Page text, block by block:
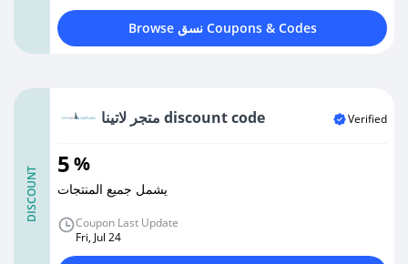
Browse نسق Coupons & Codes
DISCOUNT
متجر لاتينا discount code Verified
5%
يشمل جميع المنتجات
Coupon Last Update
Fri, Jul 24